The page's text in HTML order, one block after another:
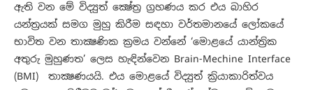
ඇති වන මේ විද්‍යුත් ක්‍ෂේත්‍ර ග්‍රහණය කර එය බාහිර
යන්ත්‍රයක් සමග මුහු කිරීම සඳහා වර්තමානයේ ලෝකයේ
භාවිත වන තාක්‍ෂණික ක්‍රමය වන්නේ ‘මොළයේ යාන්ත්‍රික
අතුරු මුහුණත’ ලෙස හැඳින්වෙන Brain-Mechine Interface
(BMI) තාක්‍ෂණයයි. එය මොළයේ විද්‍යුත් ක්‍රියාකාරිත්වය